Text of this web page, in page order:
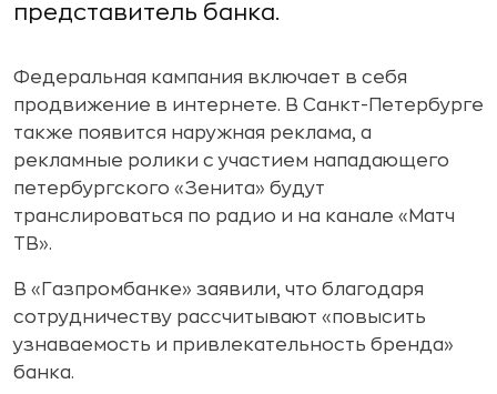
представитель банка.
Федеральная кампания включает в себя
продвижение в интернете. В Санкт-Петербурге
также появится наружная реклама, а
рекламные ролики с участием нападающего
петербургского «Зенита» будут
транслироваться по радио и на канале «Матч
ТВ».
В «Газпромбанке» заявили, что благодаря
сотрудничеству рассчитывают «повысить
узнаваемость и привлекательность бренда»
банка.